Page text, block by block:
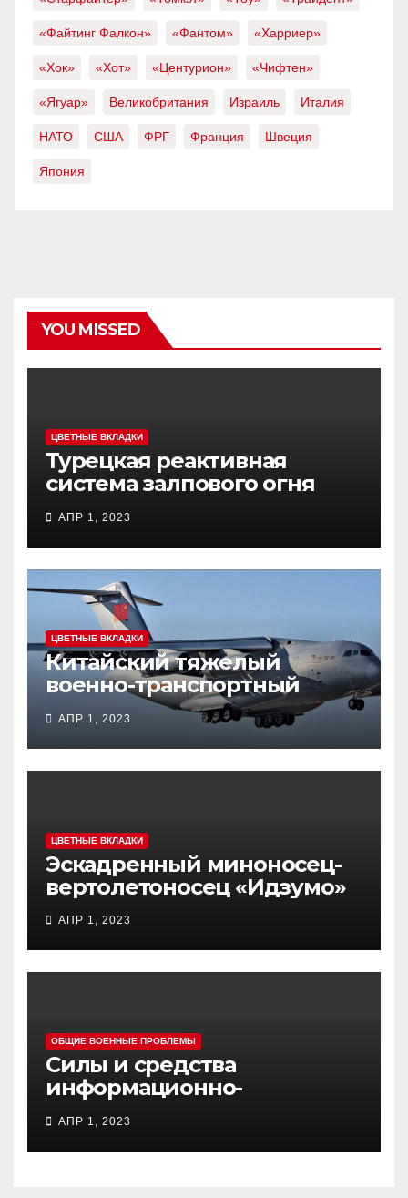
«Файтинг Фалкон» «Фантом» «Харриер»
«Хок» «Хот» «Центурион» «Чифтен»
«Ягуар» Великобритания Израиль Италия
НАТО США ФРГ Франция Швеция
Япония
YOU MISSED
ЦВЕТНЫЕ ВКЛАДКИ
Турецкая реактивная
система залпового огня
АПР 1, 2023
ЦВЕТНЫЕ ВКЛАДКИ
Китайский тяжелый
военно-транспортный
самолет (BTC) Y-20
(«ЮНЬ-20») «Куньпин»
АПР 1, 2023
ЦВЕТНЫЕ ВКЛАДКИ
Эскадренный миноносец-
вертолетоносец «Идзумо»
АПР 1, 2023
ОБЩИЕ ВОЕННЫЕ ПРОБЛЕМЫ
Силы и средства
информационно-
вооруженных сил Украины
АПР 1, 2023